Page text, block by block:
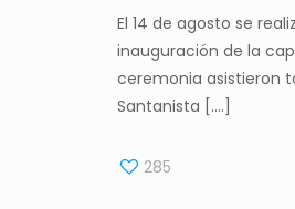
El 14 de agosto se
inauguración de la
ceremonia asistieron
Santanista [....]
285